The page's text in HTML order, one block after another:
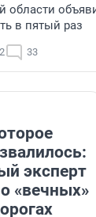
области
в пятый раз
33
эксперт
«вечных»